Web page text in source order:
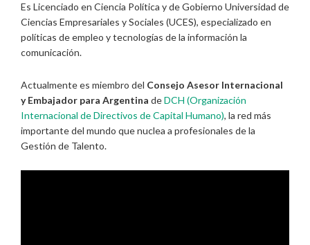
Es Licenciado en Ciencia Política y de Gobierno Universidad de
Ciencias Empresariales y Sociales (UCES), especializado en
políticas de empleo y tecnologías de la información la
comunicación.
Actualmente es miembro del Consejo Asesor Internacional
y Embajador para Argentina deDCH (Organización
Internacional de Directivos de Capital Humano), la red más
importante del mundo que nuclea a profesionales de la
Gestión de Talento.